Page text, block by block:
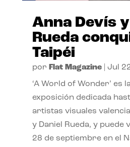
Anna Devís
Rueda
Taipéi
por Flat Magazine| Jul
‘A World of Wonder’ es
exposición dedicada
artistas visuales
y Daniel Rueda, y puede
28 de septiembre en el